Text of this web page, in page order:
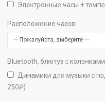
Электронные часы +
Расположение часов
Bluetooth, блютуз с
Динамики для музыки с
250₽)